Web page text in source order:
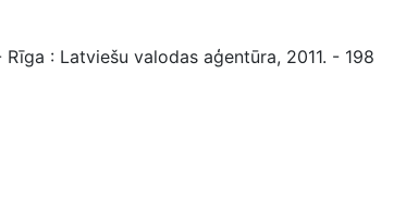
: Latviešu valodas aģentūra, 2011. - 198